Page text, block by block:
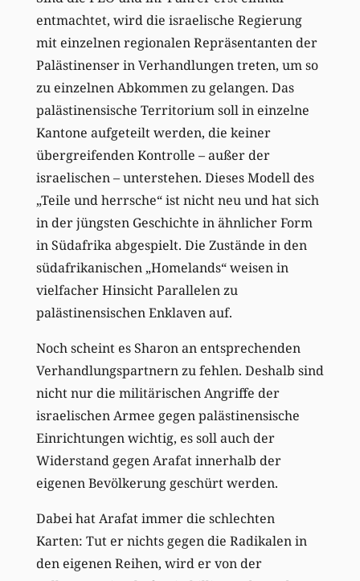
entmachtet, wird die israelische Regierung
mit einzelnen regionalen Repräsentanten der
Palästinenser in Verhandlungen treten, um so
zu einzelnen Abkommen zu gelangen. Das
palästinensische Territorium soll in einzelne
Kantone aufgeteilt werden, die keiner
übergreifenden Kontrolle – außer der
israelischen – unterstehen. Dieses Modell des
„Teile und herrsche“ ist nicht neu und hat sich
in der jüngsten Geschichte in ähnlicher Form
in Südafrika abgespielt. Die Zustände in den
südafrikanischen „Homelands“ weisen in
vielfacher Hinsicht Parallelen zu
palästinensischen Enklaven auf.
Noch scheint es Sharon an entsprechenden
Verhandlungspartnern zu fehlen. Deshalb sind
nicht nur die militärischen Angriffe der
israelischen Armee gegen palästinensische
Einrichtungen wichtig, es soll auch der
Widerstand gegen Arafat innerhalb der
eigenen Bevölkerung geschürt werden.
Dabei hat Arafat immer die schlechten
Karten: Tut er nichts gegen die Radikalen in
den eigenen Reihen, wird er von der